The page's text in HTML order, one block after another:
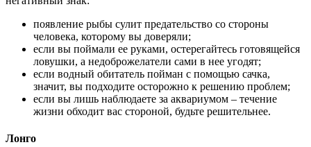
появление рыбы сулит предательство со стороны
человека, которому вы доверяли;
если вы поймали ее руками, остерегайтесь готовящейся
ловушки, а недоброжелатели сами в нее угодят;
если водный обитатель пойман с помощью сачка,
значит, вы подходите осторожно к решению проблем;
если вы лишь наблюдаете за аквариумом – течение
жизни обходит вас стороной, будьте решительнее.
Лонго